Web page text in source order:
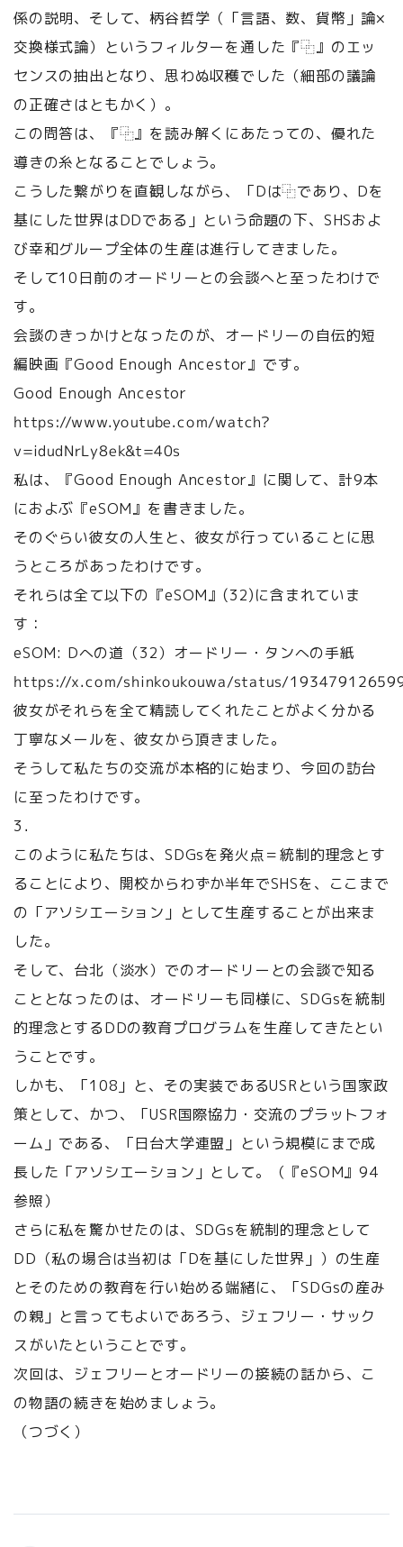
係の説明、そして、柄谷哲学（「言語、数、貨幣」論×
交換様式論）というフィルターを通した『⿻』のエッ
センスの抽出となり、思わぬ収穫でした（細部の議論
の正確さはともかく）。
この問答は、『⿻』を読み解くにあたっての、優れた
導きの糸となることでしょう。
こうした繋がりを直観しながら、「Dは⿻であり、Dを
基にした世界はDDである」という命題の下、SHSおよ
び幸和グループ全体の生産は進行してきました。
そして10日前のオードリーとの会談へと至ったわけで
す。
会談のきっかけとなったのが、オードリーの自伝的短
編映画『Good Enough Ancestor』です。
Good Enough Ancestor
https://www.youtube.com/watch?
v=idudNrLy8ek&t=40s
私は、『Good Enough Ancestor』に関して、計9本
におよぶ『eSOM』を書きました。
そのぐらい彼女の人生と、彼女が行っていることに思
うところがあったわけです。
それらは全て以下の『eSOM』(32)に含まれていま
す：
eSOM: Dへの道（32）オードリー・タンへの手紙
https://x.com/shinkoukouwa/status/
彼女がそれらを全て精読してくれたことがよく分かる
丁寧なメールを、彼女から頂きました。
そうして私たちの交流が本格的に始まり、今回の訪台
に至ったわけです。
3．
このように私たちは、SDGsを発火点＝統制的理念とす
ることにより、開校からわずか半年でSHSを、ここまで
の「アソシエーション」として生産することが出来ま
した。
そして、台北（淡水）でのオードリーとの会談で知る
こととなったのは、オードリーも同様に、SDGsを統制
的理念とするDDの教育プログラムを生産してきたとい
うことです。
しかも、「108」と、その実装であるUSRという国家政
策として、かつ、「USR国際協力・交流のプラットフォ
ーム」である、「日台大学連盟」という規模にまで成
長した「アソシエーション」として。（『eSOM』94
参照）
さらに私を驚かせたのは、SDGsを統制的理念として
DD（私の場合は当初は「Dを基にした世界」）の生産
とそのための教育を行い始める端緒に、「SDGsの産み
の親」と言ってもよいであろう、ジェフリー・サック
スがいたということです。
次回は、ジェフリーとオードリーの接続の話から、こ
の物語の続きを始めましょう。
（つづく）